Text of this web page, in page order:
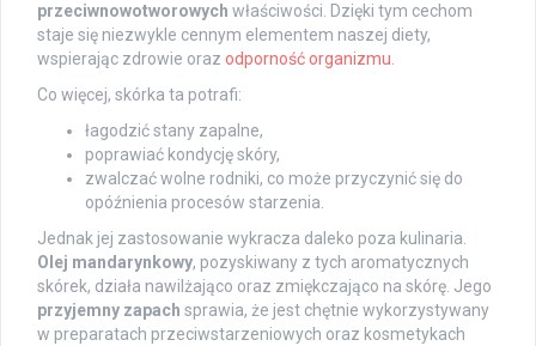
przeciwnowotworowych właściwości. Dzięki tym cechom
staje się niezwykle cennym elementem naszej diety,
wspierając zdrowie oraz odporność organizmu.
Co więcej, skórka ta potrafi:
łagodzić stany zapalne,
poprawiać kondycję skóry,
zwalczać wolne rodniki, co może przyczynić się do
opóźnienia procesów starzenia.
Jednak jej zastosowanie wykracza daleko poza kulinaria.
Olej mandarynkowy, pozyskiwany z tych aromatycznych
skórek, działa nawilżająco oraz zmiękczająco na skórę. Jego
przyjemny zapach sprawia, że jest chętnie wykorzystywany
w preparatach przeciwstarzeniowych oraz kosmetykach